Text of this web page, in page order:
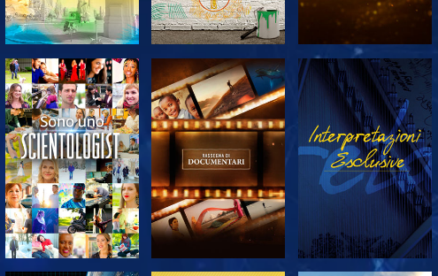
ESPLORA LE
SERIE
ESPLORA LE
SERIE
ESPLORA LE
SERIE